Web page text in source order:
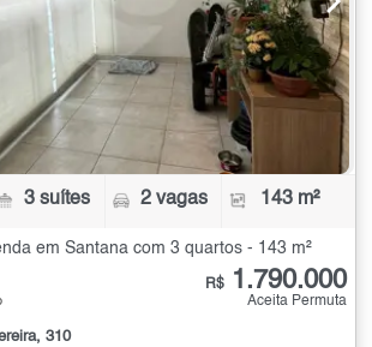
3 suítes 2 vagas 143 m²
em Santana com 3 quartos - 143 m²
310
R$ 1.790.000
Aceita Permuta